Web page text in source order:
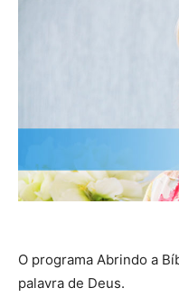
O programa Abrindo a
palavra de Deus.